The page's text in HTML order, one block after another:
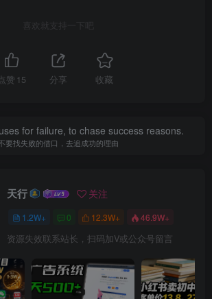
喜欢就支持一下吧
赞 15 分享 收藏
for failure, to chase success reasons.
要找失败的借口，去追成功的理由
天行 关注
1.2W+ 0 12.3W+ 46.9W+
资源失效联系站长，扫码加V或公众号留言